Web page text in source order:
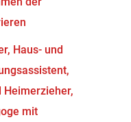
Haus- und
Heimerzieher,
mit